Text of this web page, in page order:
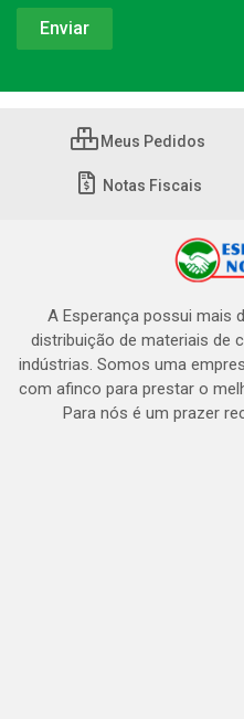
Meus Pedidos
Notas Fiscais
A Esperança possui mais
distribuição de materiais de
indústrias. Somos uma
com afinco para prestar o
Para nós é um prazer